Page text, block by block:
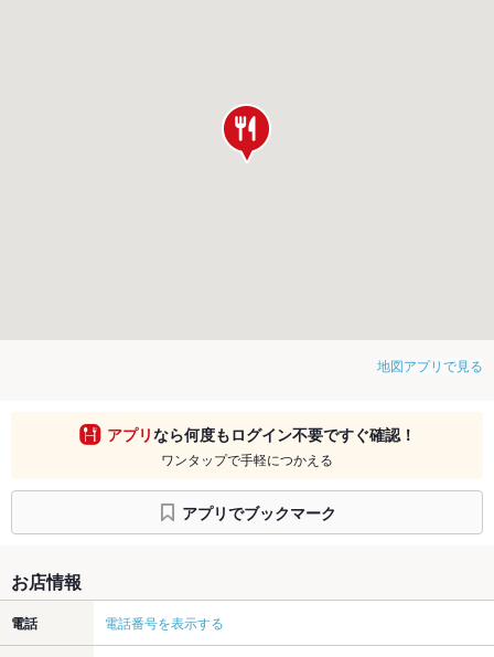
地図アプリで見る
アプリなら何度もログイン不要ですぐ確認！
ワンタップで手軽につかえる
アプリでブックマーク
お店情報
電話 電話番号を表示する